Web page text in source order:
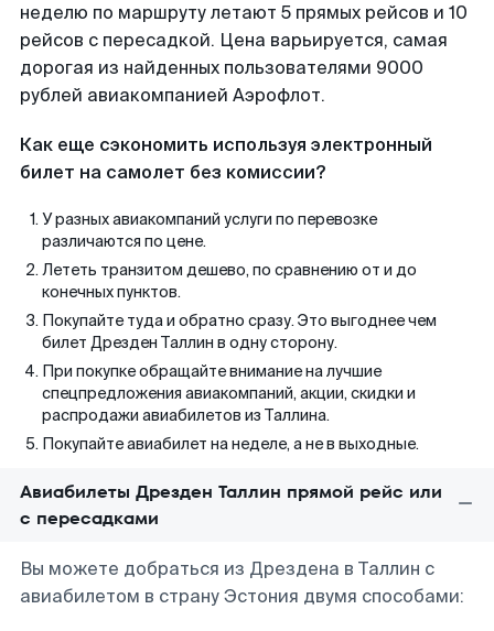
неделю по маршруту летают 5 прямых рейсов и 10
рейсов с пересадкой. Цена варьируется, самая
дорогая из найденных пользователями 9000
рублей авиакомпанией Аэрофлот.
Как еще сэкономить используя электронный
билет на самолет без комиссии?
У разных авиакомпаний услуги по перевозке
различаются по цене.
Лететь транзитом дешево, по сравнению от и до
конечных пунктов.
Покупайте туда и обратно сразу. Это выгоднее чем
билет Дрезден Таллин в одну сторону.
При покупке обращайте внимание на лучшие
спецпредложения авиакомпаний, акции, скидки и
распродажи авиабилетов из Таллина.
Покупайте авиабилет на неделе, а не в выходные.
Авиабилеты Дрезден Таллин прямой рейс или
с пересадками
Вы можете добраться из Дрездена в Таллин с
авиабилетом в страну Эстония двумя способами: